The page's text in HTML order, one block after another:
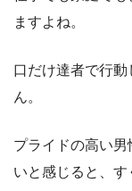
ますよね。
口だけ達者で行
ん。
プライドの高い
いと感じると、す